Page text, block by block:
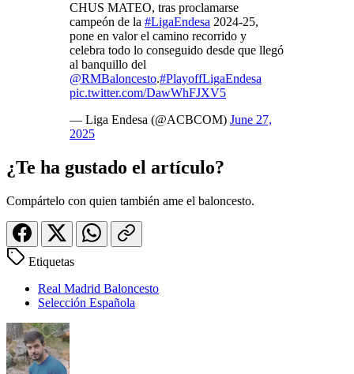
CHUS MATEO, tras proclamarse
campeón de la #LigaEndesa 2024-25,
pone en valor el camino recorrido y
celebra todo lo conseguido desde que llegó
al banquillo del
@RMBaloncesto.#PlayoffLigaEndesa
pic.twitter.com/DawWhFJXV5
— Liga Endesa (@ACBCOM) June 27,
2025
¿Te ha gustado el artículo?
Compártelo con quien también ame el baloncesto.
Etiquetas
Real Madrid Baloncesto
Selección Española